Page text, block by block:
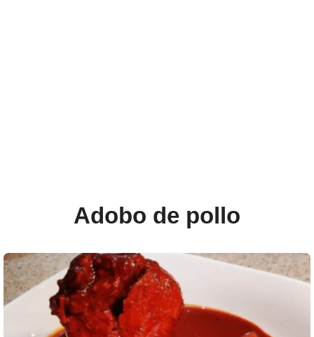
Adobo de pollo